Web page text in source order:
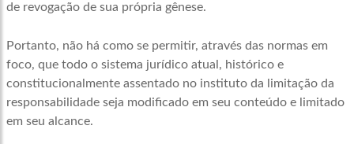
de revogação de sua própria gênese.
Portanto, não há como se permitir, através das normas em
foco, que todo o sistema jurídico atual, histórico e
constitucionalmente assentado no instituto da limitação da
responsabilidade seja modificado em seu conteúdo e limitado
em seu alcance.